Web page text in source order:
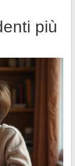
più